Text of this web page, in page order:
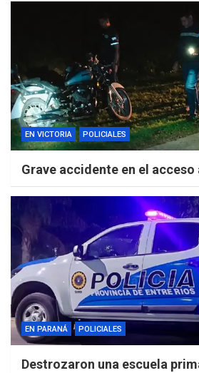
EN VICTORIA POLICIALES
Grave accidente en el
EN PARANÁ POLICIALES
Destrozaron una escuela